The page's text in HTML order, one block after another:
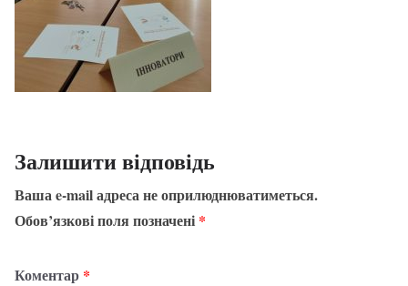
Залишити відповідь
Ваша e-mail адреса не оприлюднюватиметься.
Обов’язкові поля позначені *
Коментар *